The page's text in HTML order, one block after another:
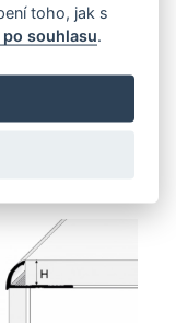
toho, jak s
souhlasu